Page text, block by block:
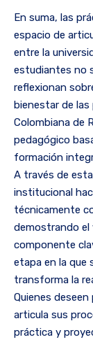
En suma, las
espacio de
entre la
estudiantes no
reflexionan
bienestar de las
Colombiana de
pedagógico
formación
A través de
institucional
técnicamente
demostrando el
componente
etapa en la que
transforma la
Quienes
articula sus
práctica y